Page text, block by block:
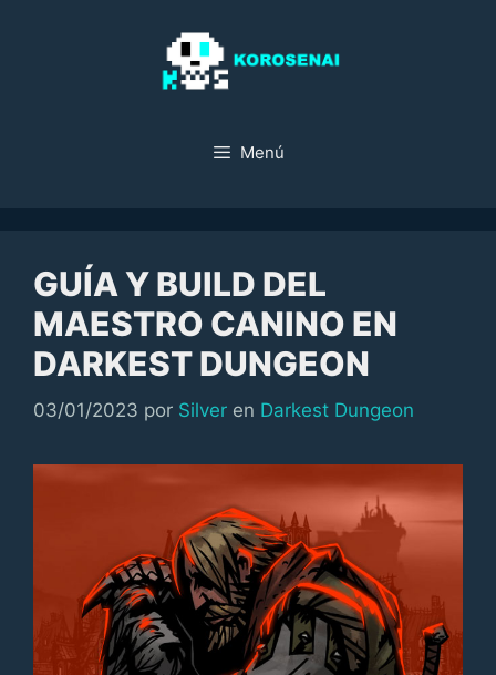
Menú
GUÍA Y BUILD DEL
MAESTRO CANINO EN
DARKEST DUNGEON
03/01/2023 por Silver en Categorías
Darkest Dungeon